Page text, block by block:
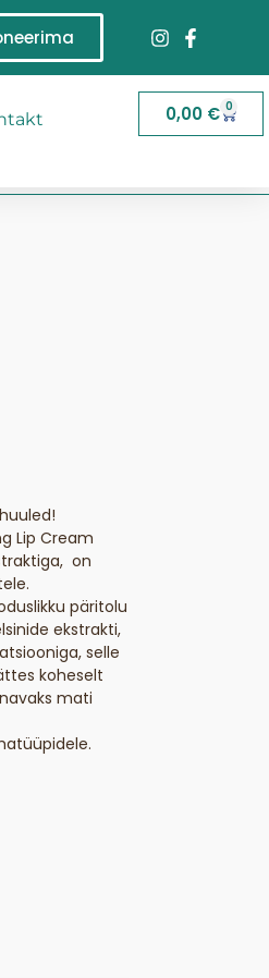
0,00 € 0
Lip Cream
on
päritolu
ekstrakti,
selle
koheselt
mati